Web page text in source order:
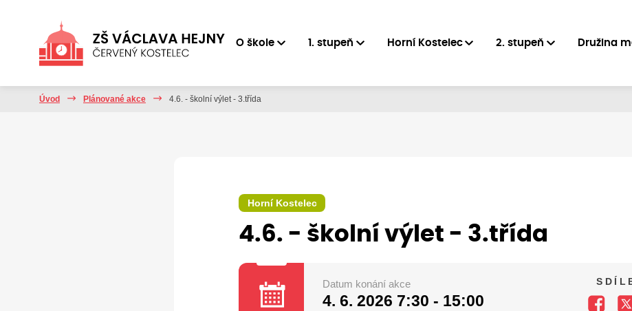
O škole 1. stupeň Horní Kostelec 2. stupeň Družina
Úvod Plánované akce 4.6. - školní výlet - 3.třída
Horní Kostelec
4.6. - školní výlet - 3.třída
Datum konání akce
4. 6. 2026 7:30 - 15:00